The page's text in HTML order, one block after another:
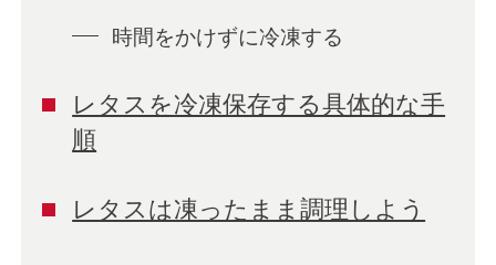
時間をかけずに冷凍する
レタスを冷凍保存する具体的な手
順
レタスは凍ったまま調理しよう